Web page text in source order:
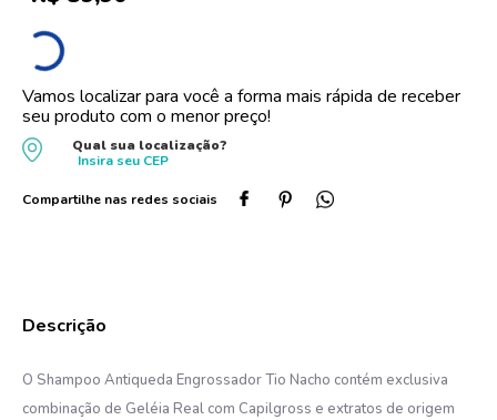
Vamos localizar para você a forma mais rápida de receber
seu produto com o menor preço!
Qual sua localização?
Insira seu CEP
O Shampoo Antiqueda Engrossador Tio Nacho contém exclusiva
combinação de Geléia Real com Capilgross e extratos de origem
8º
9
10ºdove